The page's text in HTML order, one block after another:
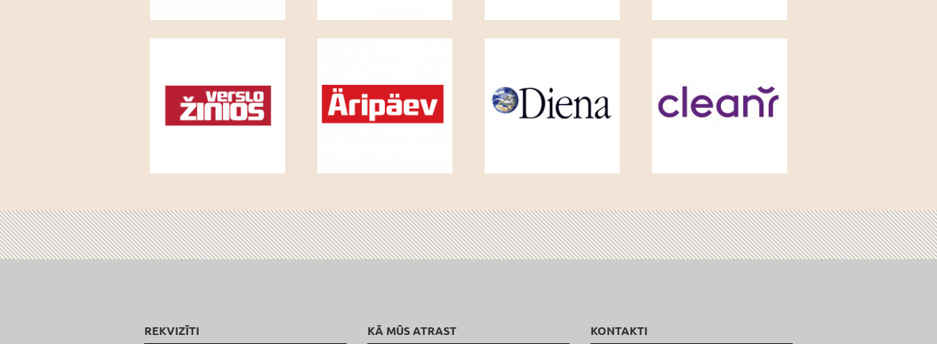
REKVIZĪTI KĀ MŪS ATRAST KONTAKTI